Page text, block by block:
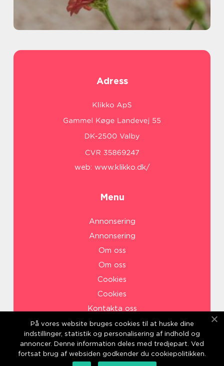
Adress
web: www.klikko.dk/
Menu
Annonsering
Annonsering
Om oss
Om oss
Cookies
Cookies
Kontakta oss
Kontakta oss
Sitemap
Sitemap
På vores website bruges cookies til at huske dine
indstillinger, statistik og personalisering af indhold og
annoncer. Denne information deles med tredjepart. Ved
fortsat brug af websiden godkender du cookiepolitikken.